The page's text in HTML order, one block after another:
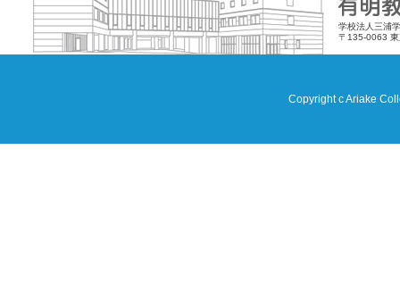
学校法人三浦
〒135-0063